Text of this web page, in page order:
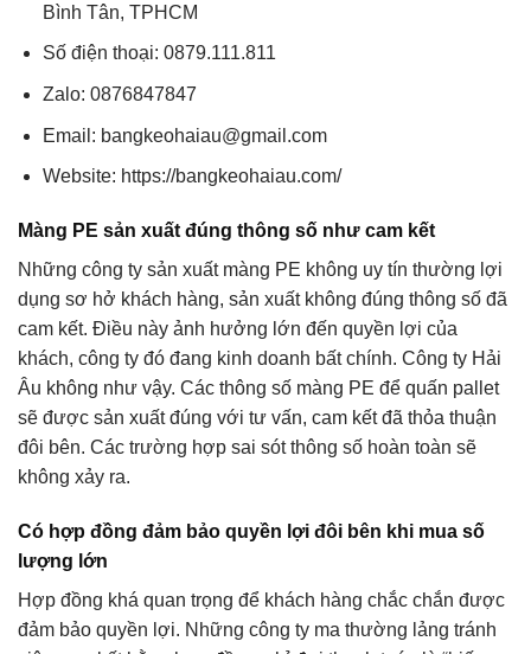
Bình Tân, TPHCM
Số điện thoại: 0879.111.811
Zalo: 0876847847
Email: bangkeohaiau@gmail.com
Website: https://bangkeohaiau.com/
Màng PE sản xuất đúng thông số như cam kết
Những công ty sản xuất màng PE không uy tín thường lợi
dụng sơ hở khách hàng, sản xuất không đúng thông số đã
cam kết. Điều này ảnh hưởng lớn đến quyền lợi của
khách, công ty đó đang kinh doanh bất chính. Công ty Hải
Âu không như vậy. Các thông số màng PE để quấn pallet
sẽ được sản xuất đúng với tư vấn, cam kết đã thỏa thuận
đôi bên. Các trường hợp sai sót thông số hoàn toàn sẽ
không xảy ra.
Có hợp đồng đảm bảo quyền lợi đôi bên khi mua số
lượng lớn
Hợp đồng khá quan trọng để khách hàng chắc chắn được
đảm bảo quyền lợi. Những công ty ma thường lảng tránh